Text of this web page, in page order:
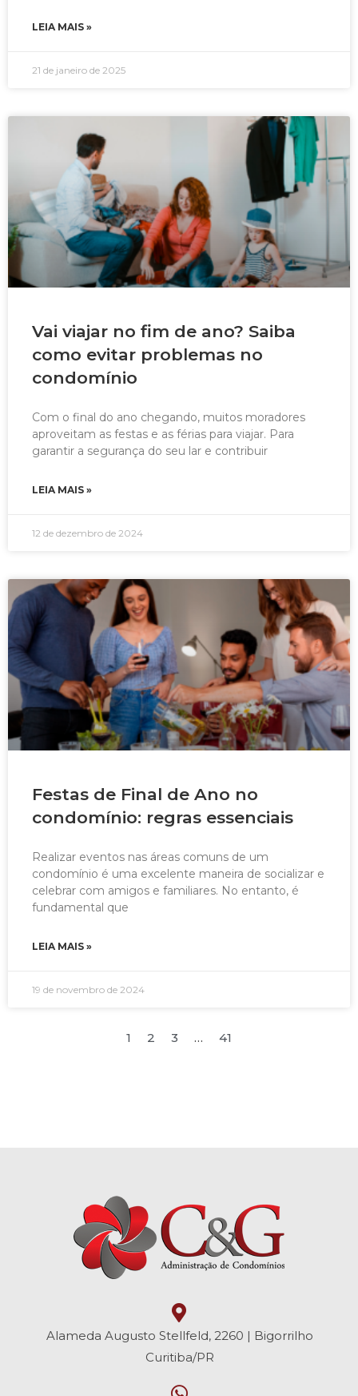
LEIA MAIS »
21 de janeiro de 2025
Vai viajar no fim de ano? Saiba
como evitar problemas no
condomínio
Com o final do ano chegando, muitos moradores
aproveitam as festas e as férias para viajar. Para
garantir a segurança do seu lar e contribuir
LEIA MAIS »
12 de dezembro de 2024
Festas de Final de Ano no
condomínio: regras essenciais
Realizar eventos nas áreas comuns de um
condomínio é uma excelente maneira de socializar e
celebrar com amigos e familiares. No entanto, é
fundamental que
LEIA MAIS »
19 de novembro de 2024
1 2 3 … 41
Alameda Augusto Stellfeld, 2260 | Bigorrilho
Curitiba/PR